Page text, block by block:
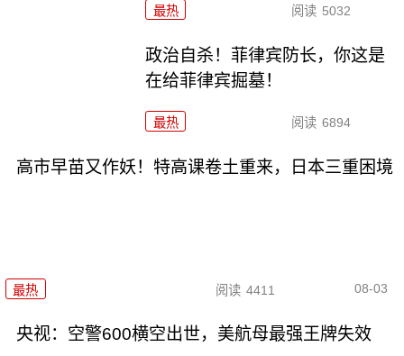
最热 阅读 5032
政治自杀！菲律宾防长，你这是
在给菲律宾掘墓！
最热 阅读 6894
高市早苗又作妖！特高课卷土重来，日本三重困境
最热 阅读 4411 08-03
央视：空警600横空出世，美航母最强王牌失效